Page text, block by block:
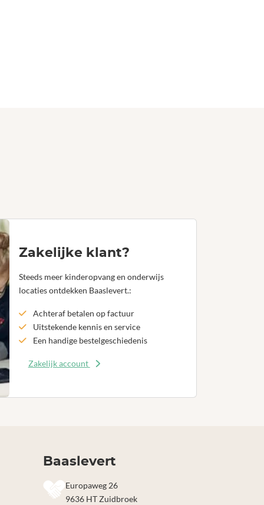
Zakelijke klant?
Steeds meer kinderopvang en onderwijs
locaties ontdekken Baaslevert.:
Achteraf betalen op factuur
Uitstekende kennis en service
Een handige bestelgeschiedenis
Zakelijk account
Baaslevert
Europaweg 26
9636 HT Zuidbroek